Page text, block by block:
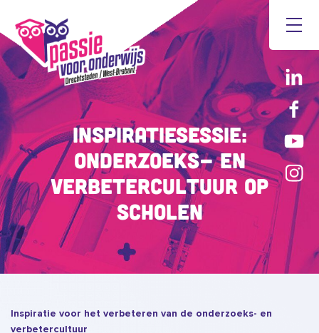
Inspiratiesessie:
Onderzoeks- en
verbetercultuur op
scholen
Inspiratie voor het verbeteren van de onderzoeks- en
verbetercultuur